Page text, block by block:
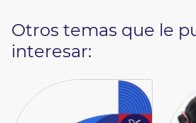
Otros temas que le
interesar: